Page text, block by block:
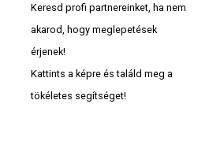
Keresd profi partnereinket, ha nem
akarod, hogy meglepetések
érjenek!
Kattints a képre és találd meg a
tökéletes segítséget!